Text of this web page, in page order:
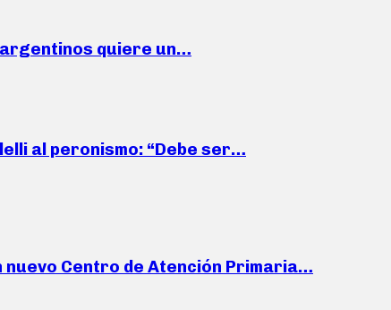
argentinos quiere un…
al peronismo: “Debe ser…
Centro de Atención Primaria…